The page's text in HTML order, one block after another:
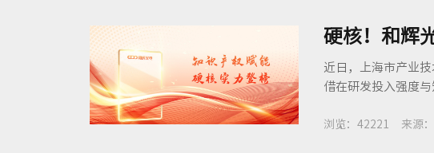
近日，上海市产业
借在研发投入强度
浏览：42221 来源：